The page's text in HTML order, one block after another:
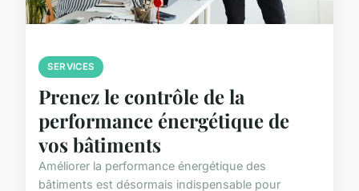
SERVICES
Prenez le contrôle de la
performance énergétique de
vos bâtiments
Améliorer la performance énergétique des
bâtiments est désormais indispensable pour